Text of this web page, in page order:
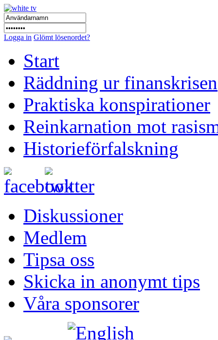
Logga in Glömt lösenordet?
Start
Räddning ur finanskrisen
Praktiska konspirationer
Reinkarnation mot
Historieförfalskning
Diskussioner
Medlem
Tipsa oss
Skicka in anonymt tips
Våra sponsorer